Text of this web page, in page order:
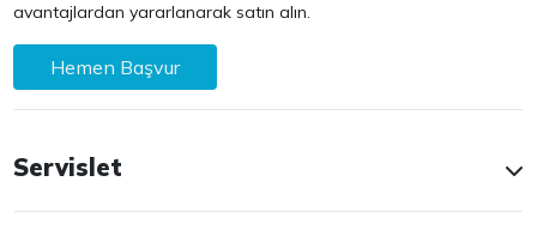
avantajlardan yararlanarak satın alın.
Hemen Başvur
Servislet